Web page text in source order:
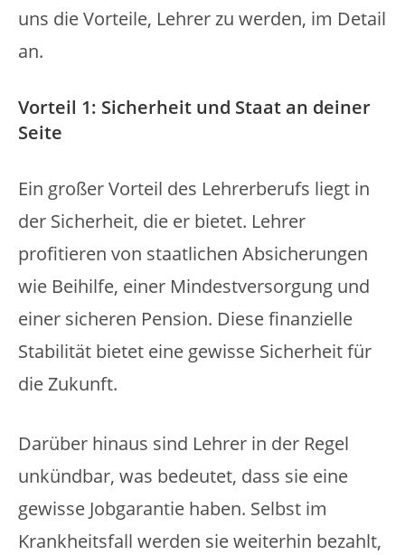
uns die Vorteile, Lehrer zu werden, im Detail
an.
Vorteil 1: Sicherheit und Staat an deiner
Seite
Ein großer Vorteil des Lehrerberufs liegt in
der Sicherheit, die er bietet. Lehrer
profitieren von staatlichen Absicherungen
wie Beihilfe, einer Mindestversorgung und
einer sicheren Pension. Diese finanzielle
Stabilität bietet eine gewisse Sicherheit für
die Zukunft.
Darüber hinaus sind Lehrer in der Regel
unkündbar, was bedeutet, dass sie eine
gewisse Jobgarantie haben. Selbst im
Krankheitsfall werden sie weiterhin bezahlt,